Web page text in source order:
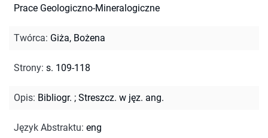
Prace Geologiczno-Mineralogiczne
Twórca: Giża, Bożena
Strony: s. 109-118
Opis: Bibliogr. ; Streszcz. w jęz. ang.
Język Abstraktu: eng